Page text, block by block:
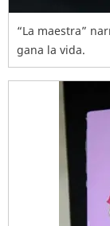
“La maestra”
gana la vida.